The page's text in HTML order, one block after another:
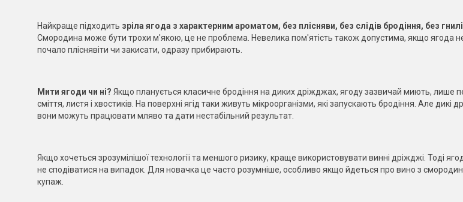
Найкраще підходить зріла ягода з характерним ароматом, без плісняви, без слідів бродіння, без
Смородина може бути трохи м'якою, це не проблема. Невелика пом'ятість також допустима, якщо ягода
почало пліснявіти чи закисати, одразу прибирають.
Мити ягоди чи ні? Якщо планується класичне бродіння на диких дріжджах, ягоду зазвичай миють, лише
сміття, листя і хвостиків. На поверхні ягід таки живуть мікроорганізми, які запускають бродіння. Але дикі
вони можуть працювати мляво та дати нестабільний результат.
Якщо хочеться зрозумілішої технології та меншого ризику, краще використовувати винні дріжджі. Тоді
не сподіватися на випадок. Для новачка це часто розумніше, особливо якщо йдеться про вино з
купаж.